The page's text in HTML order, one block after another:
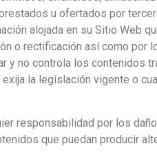
u ofertados por
alojada en su Sitio Web
o rectificación así como
y no controla los
la legislación vigente o
responsabilidad por los
que puedan producir